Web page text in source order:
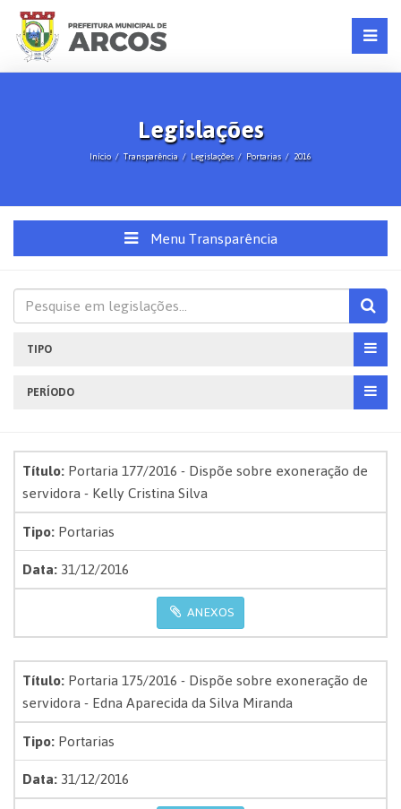
Legislações
Início Transparência Legislações Portarias 2016
Menu Transparência
TIPO
PERÍODO
Título:Portaria 177/2016 - Dispõe sobre exoneração de
servidora - Kelly Cristina Silva
Tipo:Portarias
Data:31/12/2016
ANEXOS
Título:Portaria 175/2016 - Dispõe sobre exoneração de
servidora - Edna Aparecida da Silva Miranda
Tipo:Portarias
Data:31/12/2016